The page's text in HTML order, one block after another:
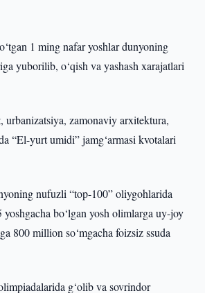
1 ming nafar yoshlar dunyoning
yuborilib, o‘qish va yashash xarajatlari
urbanizatsiya, zamonaviy arxitektura,
“El-yurt umidi” jamg‘armasi kvotalari
nufuzli “top-100” oliygohlarida
bo‘lgan yosh olimlarga uy-joy
800 million so‘mgacha foizsiz ssuda
g‘olib va sovrindor